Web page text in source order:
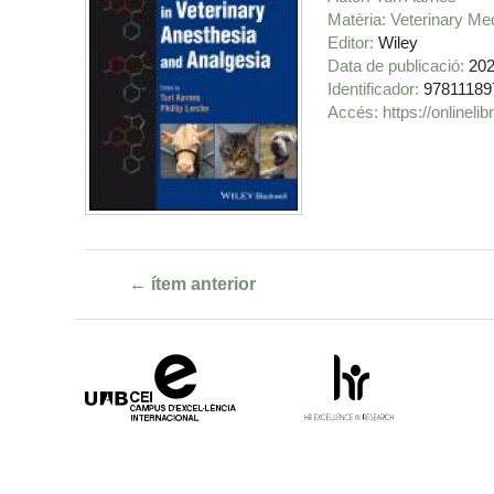
Matèria Veterinary
Editor Wiley
Data de publicació
Identificador
https://
← ítem anterior
d'Excel·lència